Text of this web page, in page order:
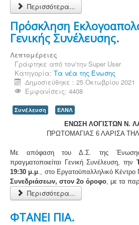
Περισσότερα...
Πρόσκληση
Γενικής Συνέλευσης.
Λεπτομέρειες
Γράφτηκε από τον/την Super User
Κατηγορία: Τα νέα της Ένωσης
Δημοσιεύθηκε : 25 Οκτωβρίου 2021
Εμφανίσεις: 4408
Συνέλευση
ΕΛΝΛ
ΕΝΩΣΗ ΛΟΓΙΣΤΩΝ Ν.
ΠΡΩΤΟΜΑΓΙΑΣ 6 ΛΑΡΙΣΑ
Με απόφαση του Δ.Σ. της Ένωσης
πραγματοποιείται Γενική Συνέλευση, την
19:30 μ.μ ., στο Εργατοϋπαλληλικό
Συνεδριάσεων, στον 2ο όροφο , με τα
Περισσότερα...
ΦΤΑΝΕΙ ΠΙΑ.